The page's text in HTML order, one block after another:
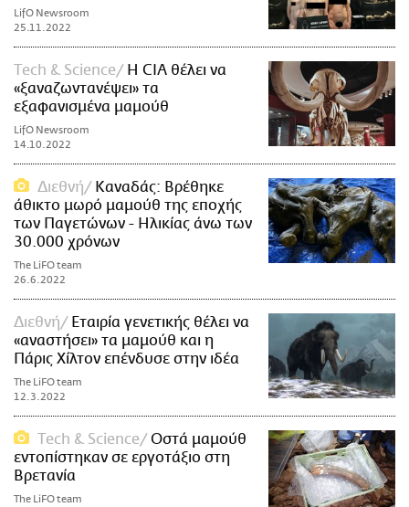
LifO Newsroom
25.11.2022
Τech & Science
Η CIA θέλει να
«ξαναζωντανέψει» τα
εξαφανισμένα μαμούθ
LifO Newsroom
14.10.2022
Διεθνή
Καναδάς: Βρέθηκε
άθικτο μωρό μαμούθ της εποχής
των Παγετώνων - Ηλικίας άνω των
30.000 χρόνων
The LiFO team
26.6.2022
Διεθνή
Εταιρία γενετικής θέλει να
«αναστήσει» τα μαμούθ και η
Πάρις Χίλτον επένδυσε στην ιδέα
The LiFO team
12.3.2022
Τech & Science
Οστά μαμούθ
εντοπίστηκαν σε εργοτάξιο στη
Βρετανία
The LiFO team